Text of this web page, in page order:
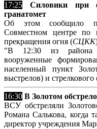
17:25
Силовики при
гранатомет
Об этом сообщило
Совместном центре по
прекращения огня (СЦКК
"В 12:30 из района
вооруженные
населенный пункт
выстрелов) и
16:30 В Золотом
ВСУ обстреляли
Романа Салькова, когда
директор учреждения